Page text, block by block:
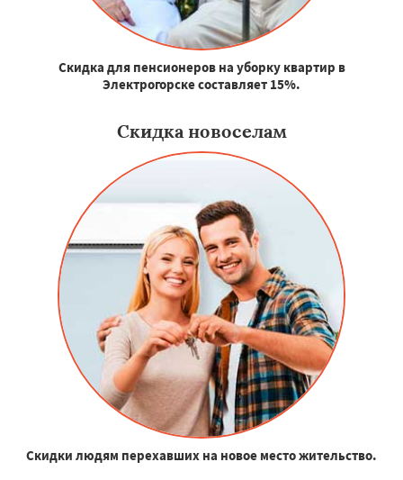
Скидка для пенсионеров на уборку квартир в
Электрогорске составляет 15%.
Скидка новоселам
Скидки людям перехавших на новое место жительство.